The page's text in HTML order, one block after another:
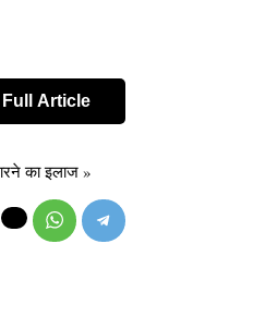
Article
का इलाज »